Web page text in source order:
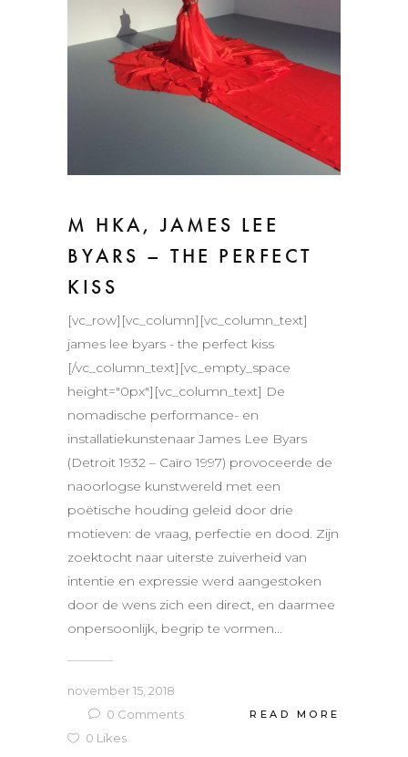
M HKA, JAMES LEE
BYARS – THE PERFECT
KISS
[vc_row][vc_column][vc_column_text]
james lee byars - the perfect kiss
[/vc_column_text][vc_empty_space
height="0px"][vc_column_text] De
nomadische performance- en
installatiekunstenaar James Lee Byars
(Detroit 1932 – Caïro 1997) provoceerde de
naoorlogse kunstwereld met een
poëtische houding geleid door drie
motieven: de vraag, perfectie en dood. Zijn
zoektocht naar uiterste zuiverheid van
intentie en expressie werd aangestoken
door de wens zich een direct, en daarmee
onpersoonlijk, begrip te vormen...
november 15, 2018
0 Comments
0 Likes
READ MORE